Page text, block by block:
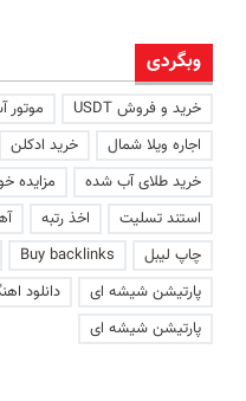
وبگردی
خرید و فروش USDT موتور
اجاره ویلا شمال
خرید ادکلن
خرید طلای آب شده
مزایده
استند تسلیت
اخذ رتبه
چاپ لیبل
Buy backlinks
پارتیشن شیشه ای
دانلود
پارتیشن شیشه ای